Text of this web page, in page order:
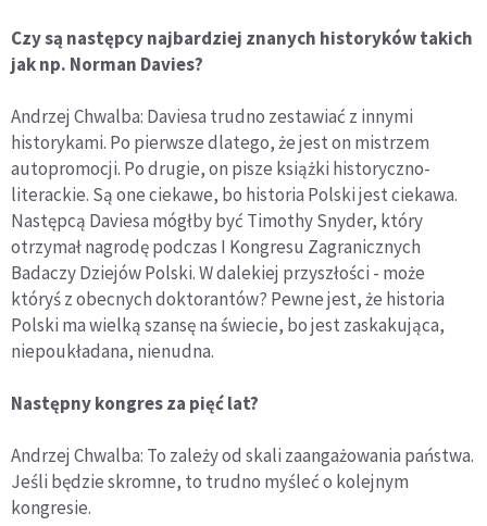
Czy są następcy najbardziej znanych historyków takich
jak np. Norman Davies?
Andrzej Chwalba: Daviesa trudno zestawiać z innymi
historykami. Po pierwsze dlatego, że jest on mistrzem
autopromocji. Po drugie, on pisze książki historyczno-
literackie. Są one ciekawe, bo historia Polski jest ciekawa.
Następcą Daviesa mógłby być Timothy Snyder, który
otrzymał nagrodę podczas I Kongresu Zagranicznych
Badaczy Dziejów Polski. W dalekiej przyszłości - może
któryś z obecnych doktorantów? Pewne jest, że historia
Polski ma wielką szansę na świecie, bo jest zaskakująca,
niepoukładana, nienudna.
Następny kongres za pięć lat?
Andrzej Chwalba: To zależy od skali zaangażowania państwa.
Jeśli będzie skromne, to trudno myśleć o kolejnym
kongresie.